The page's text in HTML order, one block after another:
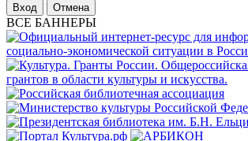
Отмена
ВСЕ БАННЕРЫ